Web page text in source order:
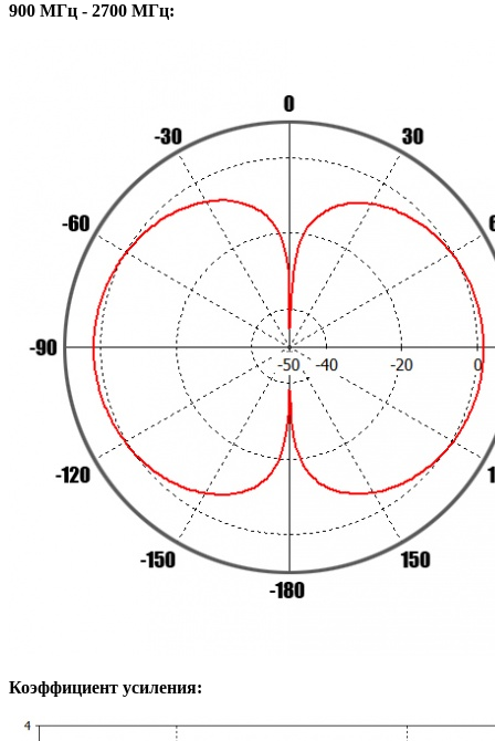
900 МГц - 2700 МГц:
Коэффициент усиления: